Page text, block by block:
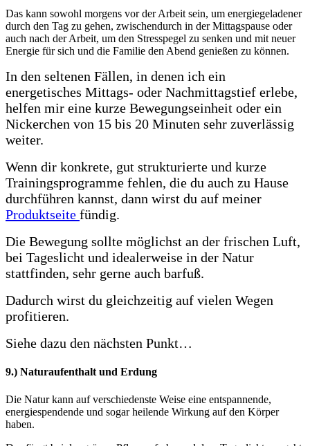
Das kann sowohl morgens vor der Arbeit sein, um energiegeladener
durch den Tag zu gehen, zwischendurch in der Mittagspause oder
auch nach der Arbeit, um den Stresspegel zu senken und mit neuer
Energie für sich und die Familie den Abend genießen zu können.
In den seltenen Fällen, in denen ich ein
energetisches Mittags- oder Nachmittagstief erlebe,
helfen mir eine kurze Bewegungseinheit oder ein
Nickerchen von 15 bis 20 Minuten sehr zuverlässig
weiter.
Wenn dir konkrete, gut strukturierte und kurze
Trainingsprogramme fehlen, die du auch zu Hause
durchführen kannst, dann wirst du auf meiner
Produktseite fündig.
Die Bewegung sollte möglichst an der frischen Luft,
bei Tageslicht und idealerweise in der Natur
stattfinden, sehr gerne auch barfuß.
Dadurch wirst du gleichzeitig auf vielen Wegen
profitieren.
Siehe dazu den nächsten Punkt…
9.) Naturaufenthalt und Erdung
Die Natur kann auf verschiedenste Weise eine entspannende,
energiespendende und sogar heilende Wirkung auf den Körper
haben.